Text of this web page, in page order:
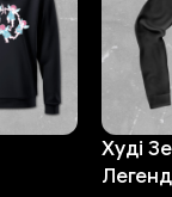
Худі